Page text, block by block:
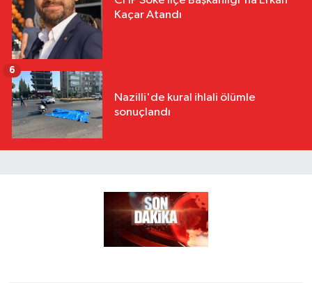
Kaçar Atandı
Nazilli'de kural ihlali ölümle
sonuçlandı
6